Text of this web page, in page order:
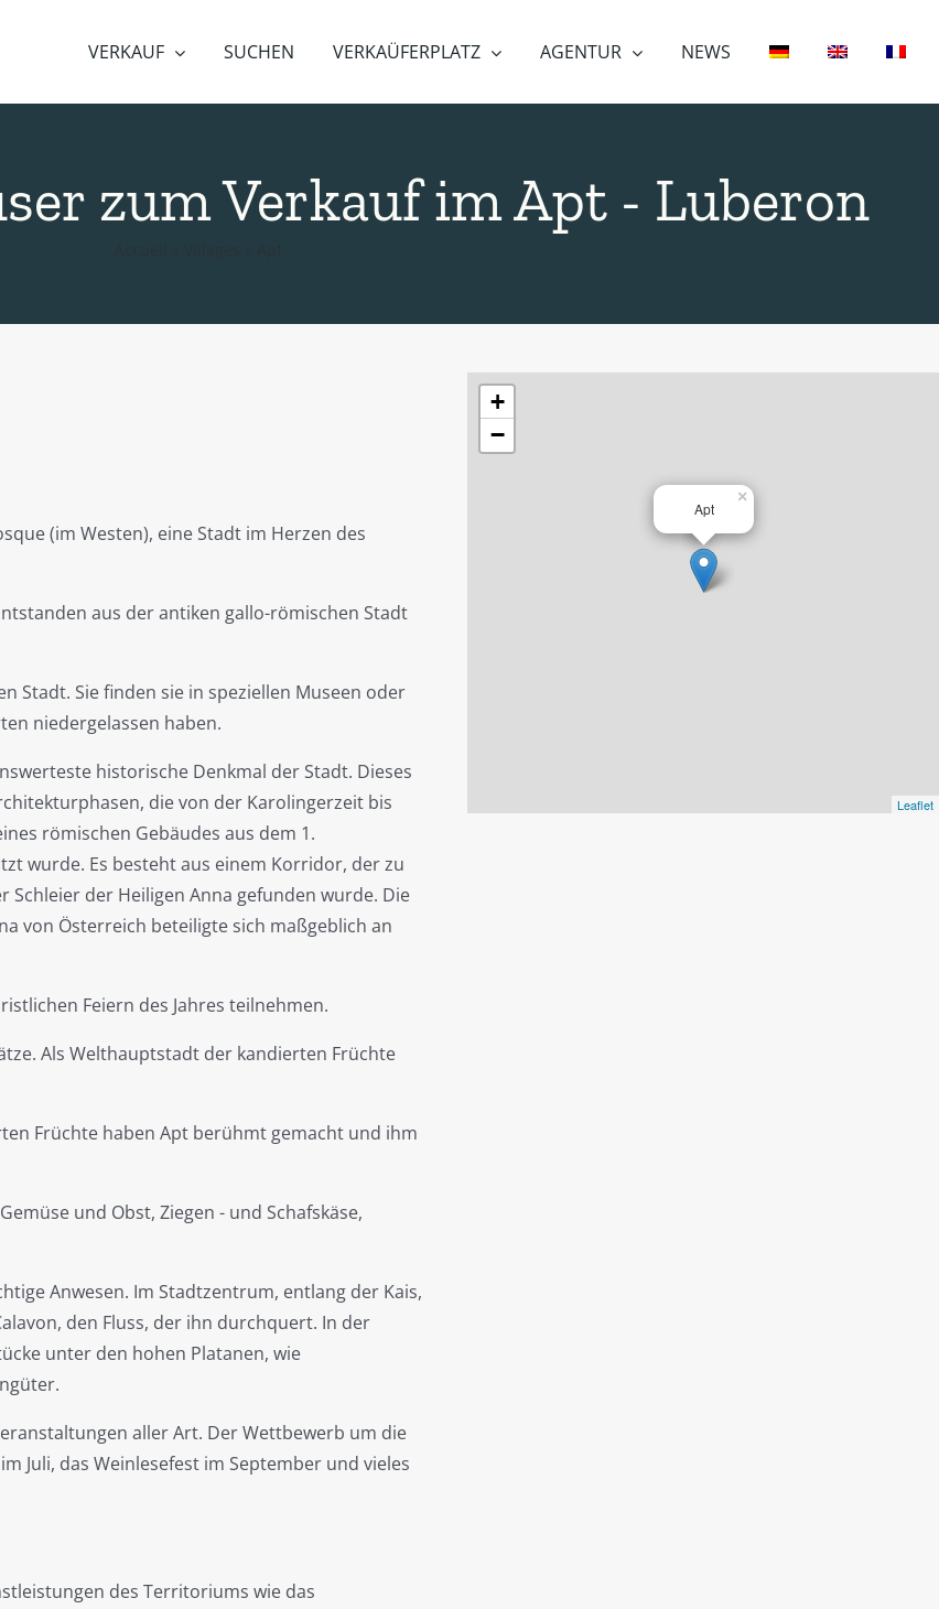
VERKAUF SUCHEN VERKAÜFERPLATZ AGENTUR NEWS
zum Verkauf im Apt - Luberon
(im Westen), eine Stadt im Herzen des
aus der antiken gallo-römischen Stadt
Stadt. Sie finden sie in speziellen Museen oder
niedergelassen haben.
historische Denkmal der Stadt. Dieses
die von der Karolingerzeit bis
römischen Gebäudes aus dem 1.
wurde. Es besteht aus einem Korridor, der zu
der Heiligen Anna gefunden wurde. Die
von Österreich beteiligte sich maßgeblich an
Feiern des Jahres teilnehmen.
Als Welthauptstadt der kandierten Früchte
Früchte haben Apt berühmt gemacht und ihm
und Obst, Ziegen - und Schafskäse,
Anwesen. Im Stadtzentrum, entlang der Kais,
den Fluss, der ihn durchquert. In der
unter den hohen Platanen, wie
aller Art. Der Wettbewerb um die
Juli, das Weinlesefest im September und vieles
des Territoriums wie das
Apt
×
+
−
Leaflet